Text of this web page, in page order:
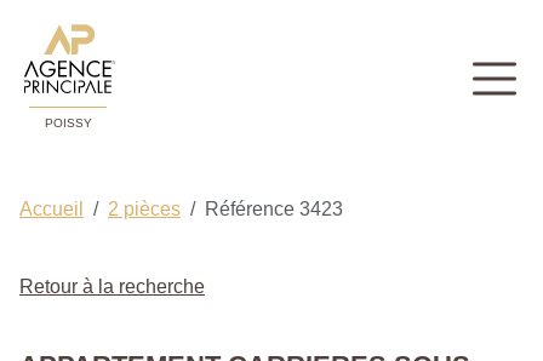
POISSY
Accueil 2 pièces Référence 3423
Retour à la recherche